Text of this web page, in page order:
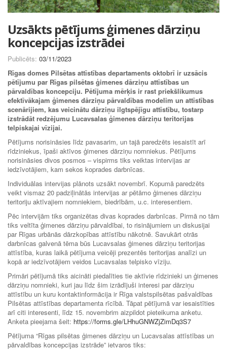
Uzsākts pētījums ģimenes dārziņu
koncepcijas izstrādei
Publicēts: 03/11/2023
Rīgas domes Pilsētas attīstības departaments oktobrī ir uzsācis
pētījumu par Rīgas pilsētas ģimenes dārziņu attīstības un
pārvaldības koncepciju. Pētījuma mērķis ir rast priekšlikumus
efektīvākajam ģimenes dārziņu pārvaldības modelim un attīstības
scenārijiem, kas veicinātu dārziņu ilgtspējīgu attīstību, tostarp
izstrādāt redzējumu Lucavsalas ģimenes dārziņu teritorijas
telpiskajai vīzijai.
Pētījums norisināsies līdz pavasarim, un tajā paredzēts iesaistīt arī
rīdziniekus, īpaši aktīvos ģimenes dārziņu nomniekus. Pētījums
norisināsies divos posmos – vispirms tiks veiktas intervijas ar
iedzīvotājiem, kam sekos koprades darbnīcas.
Individuālas intervijas plānots uzsākt novembrī. Kopumā paredzēts
veikt vismaz 20 padziļinātās intervijas ar pētāmo ģimenes dārziņu
teritoriju aktīvajiem nomniekiem, biedrībām, u.c. interesentiem.
Pēc intervijām tiks organizētas divas koprades darbnīcas. Pirmā no tām
tiks veltīta ģimenes dārziņu pārvaldībai, to risinājumiem un diskusijai
par Rīgas urbānās dārzkopības attīstību nākotnē. Savukārt otrās
darbnīcas galvenā tēma būs Lucavsalas ģimenes dārziņu teritorijas
attīstība, kuras laikā pētījuma veicēji prezentēs teritorijas analīzi un
kopā ar iedzīvotājiem veidos Lucavsalas telpisko vīziju.
Primāri pētījumā tiks aicināti piedalīties tie aktīvie rīdzinieki un ģimenes
dārziņu nomnieki, kuri jau līdz šim izrādījuši interesi par dārziņu
attīstību un kuru kontaktinformācija ir Rīga valstspilsētas pašvaldības
Pilsētas attīstības departamenta rīcībā. Tāpat pētījumā var iesaistīties
arī citi interesenti, līdz 15. novembrim aizpildot pieteikuma anketu.
Anketa pieejama šeit: https://forms.gle/LHhuGNWZjZimDq3S7
Pētījuma “Rīgas pilsētas ģimenes dārziņu un Lucavsalas attīstības un
pārvaldības koncepcijas izstrāde” ietvaros tiks: